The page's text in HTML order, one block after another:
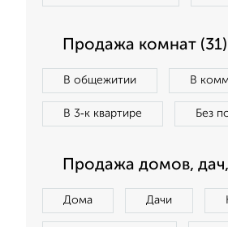
Продажа комнат (31)
В общежитии В
В 3‑к квартире Без
Продажа домов,
Дома Дачи